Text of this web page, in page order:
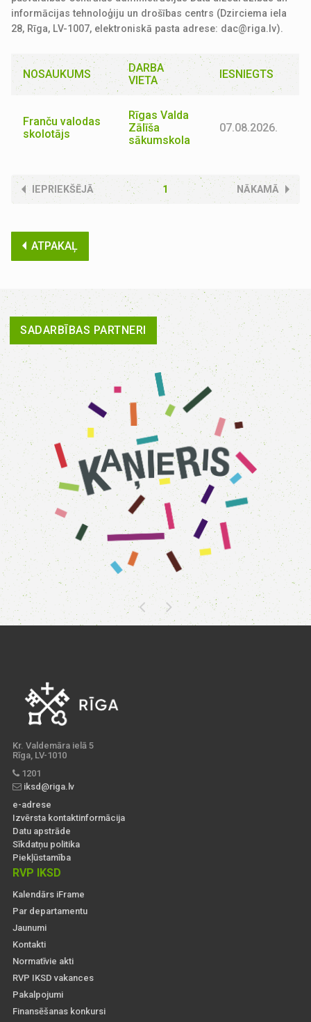
informācijas tehnoloģiju un drošības centrs (Dzirciema iela
28, Rīga, LV-1007, elektroniskā pasta adrese: dac@riga.lv).
NOSAUKUMS
DARBA
VIETA
IESNIEGTS
Franču valodas
skolotājs
Rīgas Valda
Zālīša
sākumskola
07.08.2026.
IEPRIEKŠĒJĀ 1 NĀKAMĀ
ATPAKAĻ
SADARBĪBAS PARTNERI
Kr. Valdemāra ielā 5
Rīga, LV-1010
1201
iksd@riga.lv
e-adrese
Izvērsta kontaktinformācija
Datu apstrāde
Sīkdatņu politika
Piekļūstamība
RVP IKSD
Kalendārs iFrame
Par departamentu
Jaunumi
Kontakti
Normatīvie akti
RVP IKSD vakances
Pakalpojumi
Finansēšanas konkursi